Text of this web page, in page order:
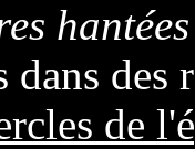
dans
de